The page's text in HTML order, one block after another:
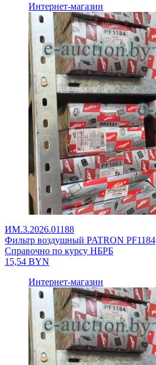
Интернет-магазин
ИМ.3.2026.01188
Фильтр воздушный PATRON PF1184
Справочно по курсу НБРБ
15,54 BYN
Интернет-магазин